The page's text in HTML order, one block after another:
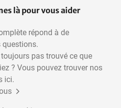
là pour vous aider
répond à de
questions.
pas trouvé ce que
? Vous pouvez trouver nos
ici.